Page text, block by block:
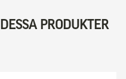
PRODUKTER